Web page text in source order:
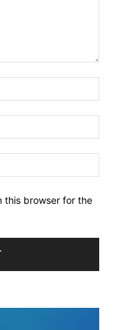
this browser for the